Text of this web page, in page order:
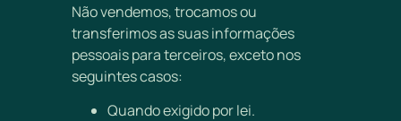
Não vendemos, trocamos ou
transferimos as suas informações
pessoais para terceiros, exceto nos
seguintes casos:
Quando exigido por lei.